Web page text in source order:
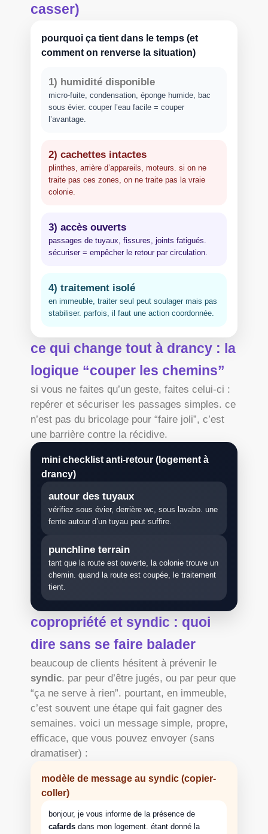
casser)
pourquoi ça tient dans le temps (et
comment on renverse la situation)
1) humidité disponible
micro-fuite, condensation, éponge humide, bac
sous évier. couper l’eau facile = couper
l’avantage.
2) cachettes intactes
plinthes, arrière d’appareils, moteurs. si on ne
traite pas ces zones, on ne traite pas la vraie
colonie.
3) accès ouverts
passages de tuyaux, fissures, joints fatigués.
sécuriser = empêcher le retour par circulation.
4) traitement isolé
en immeuble, traiter seul peut soulager mais pas
stabiliser. parfois, il faut une action coordonnée.
ce qui change tout à drancy : la
logique “couper les chemins”
si vous ne faites qu’un geste, faites celui-ci :
repérer et sécuriser les passages simples. ce
n’est pas du bricolage pour “faire joli”, c’est
une barrière contre la récidive.
mini checklist anti-retour (logement à
drancy)
autour des tuyaux
vérifiez sous évier, derrière wc, sous lavabo. une
fente autour d’un tuyau peut suffire.
punchline terrain
tant que la route est ouverte, la colonie trouve un
chemin. quand la route est coupée, le traitement
tient.
copropriété et syndic : quoi
dire sans se faire balader
beaucoup de clients hésitent à prévenir le
syndic. par peur d’être jugés, ou par peur que
“ça ne serve à rien”. pourtant, en immeuble,
c’est souvent une étape qui fait gagner des
semaines. voici un message simple, propre,
efficace, que vous pouvez envoyer (sans
dramatiser) :
modèle de message au syndic (copier-
coller)
bonjour, je vous informe de la présence de
cafards dans mon logement. étant donné la